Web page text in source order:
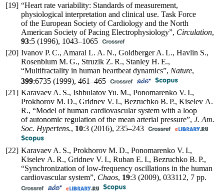
[19] “Heart rate variability: Standards of measurement,
physiological interpretation and clinical use. Task Force
of the European Society of Cardiology and the North
American Society of Pacing Electrophysiology”, Circulation,
93:5 (1996), 1043–1065
[20] Ivanov P. C., Amaral L. A. N., Goldberger A. L., Havlin S.,
Rosenblum M. G., Struzik Z. R., Stanley H. E.,
“Multifractality in human heartbeat dynamics”, Nature,
399:6735 (1999), 461–465
[21] Karavaev A. S., Ishbulatov Yu. M., Ponomarenko V. I.,
Prokhorov M. D., Gridnev V. I., Bezruchko B. P., Kiselev A.
R., “Model of human cardiovascular system with a loop
of autonomic regulation of the mean arterial pressure”, J. Am.
Soc. Hypertens., 10:3 (2016), 235–243
[22] Karavaev A. S., Prokhorov M. D., Ponomarenko V. I.,
Kiselev A. R., Gridnev V. I., Ruban E. I., Bezruchko B. P.,
“Synchronization of low-frequency oscillations in the human
cardiovascular system”, Chaos, 19:3 (2009), 033112, 7 pp.